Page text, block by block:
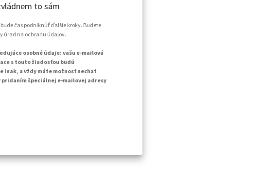
to sám
čas podniknúť ďalšie kroky. Budete
úrad na ochranu údajov.
osobné údaje: vašu e-mailovú
s touto žiadosťou budú
a vždy máte možnosť nechať
špeciálnej e-mailovej adresy